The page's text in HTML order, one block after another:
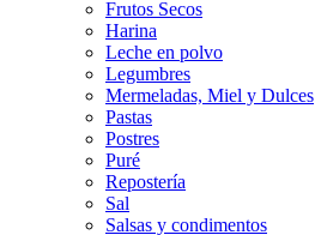
Frutos Secos
Harina
Leche en polvo
Legumbres
Mermeladas, Miel y Dulces
Pastas
Postres
Puré
Repostería
Sal
Salsas y condimentos